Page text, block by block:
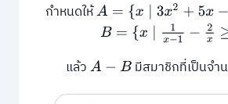
กำหนดให้A= {x∣3x2 +5x− 12<0}
B= {x∣1x− 1−2x ≥0
แล้วA−B มีสมาชิกที่เป็นจำ